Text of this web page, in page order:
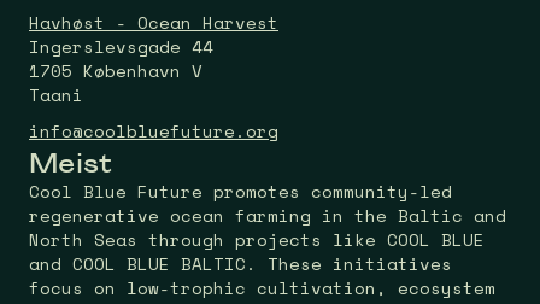
Havhøst - Ocean Harvest
Ingerslevsgade 44
1705 København V
Taani
info@coolbluefuture.org
Meist
Cool Blue Future promotes community-led
regenerative ocean farming in the Baltic and
North Seas through projects like COOL BLUE
and COOL BLUE BALTIC. These initiatives
focus on low-trophic cultivation, ecosystem